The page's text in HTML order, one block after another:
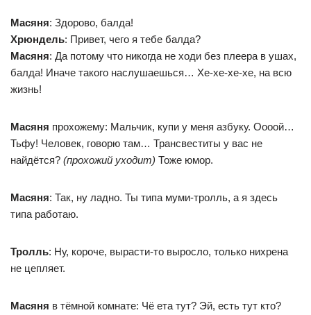
Масяня: Здорово, балда!
Хрюндель: Привет, чего я тебе балда?
Масяня: Да потому что никогда не ходи без плеера в ушах,
балда! Иначе такого наслушаешься… Хе-хе-хе-хе, на всю
жизнь!
Масяня прохожему: Мальчик, купи у меня азбуку. Оооой…
Тьфу! Человек, говорю там… Трансвеститы у вас не
найдётся? (прохожий уходит) Тоже юмор.
Масяня: Так, ну ладно. Ты типа муми-тролль, а я здесь
типа работаю.
Тролль: Ну, короче, вырасти-то выросло, только нихрена
не цепляет.
Масяня в тёмной комнате: Чё ета тут? Эй, есть тут кто?